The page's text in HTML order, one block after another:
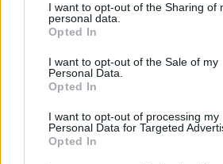
not limited to your visit or usage
grant or deny consent to Google and
use your data for below specified
consent section.
I want to opt-out of the Sharing of
personal data.
Opted In
I want to opt-out of the Sale of my
Personal Data.
Opted In
I want to opt-out of processing my
Personal Data for Targeted
Opted In
szezonzárón
Sebők Máté - 2024. 11. 12.